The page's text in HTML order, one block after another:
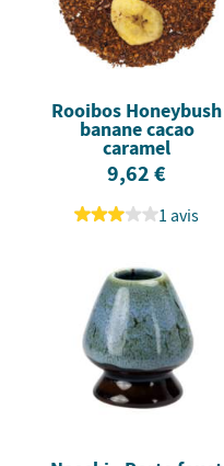
Rooibos Honeybush
banane cacao
caramel
9,62 €
1 avis